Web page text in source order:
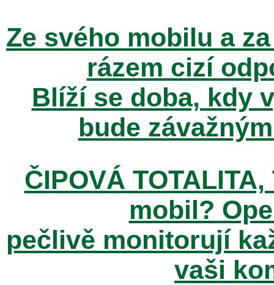
Ze svého mobilu a
rázem cizí
Blíží se doba, kdy
bude
ČIPOVÁ
mobil?
pečlivě monitorují
vaši